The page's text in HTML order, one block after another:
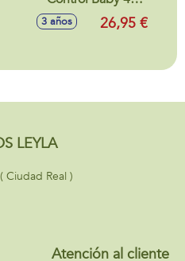
direcciones
38,5X17X21Cm
3 años 26,95 €
LEYLA
( Ciudad Real )
Atención al cliente